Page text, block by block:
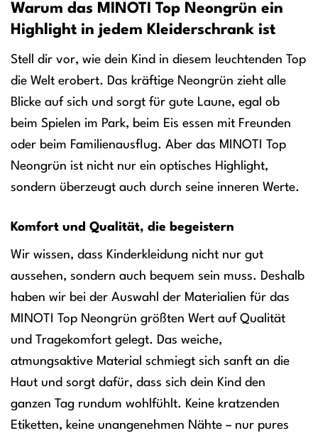
Warum das MINOTI Top Neongrün ein
Highlight in jedem Kleiderschrank ist
Stell dir vor, wie dein Kind in diesem leuchtenden Top
die Welt erobert. Das kräftige Neongrün zieht alle
Blicke auf sich und sorgt für gute Laune, egal ob
beim Spielen im Park, beim Eis essen mit Freunden
oder beim Familienausflug. Aber das MINOTI Top
Neongrün ist nicht nur ein optisches Highlight,
sondern überzeugt auch durch seine inneren Werte.
Komfort und Qualität, die begeistern
Wir wissen, dass Kinderkleidung nicht nur gut
aussehen, sondern auch bequem sein muss. Deshalb
haben wir bei der Auswahl der Materialien für das
MINOTI Top Neongrün größten Wert auf Qualität
und Tragekomfort gelegt. Das weiche,
atmungsaktive Material schmiegt sich sanft an die
Haut und sorgt dafür, dass sich dein Kind den
ganzen Tag rundum wohlfühlt. Keine kratzenden
Etiketten, keine unangenehmen Nähte – nur pures